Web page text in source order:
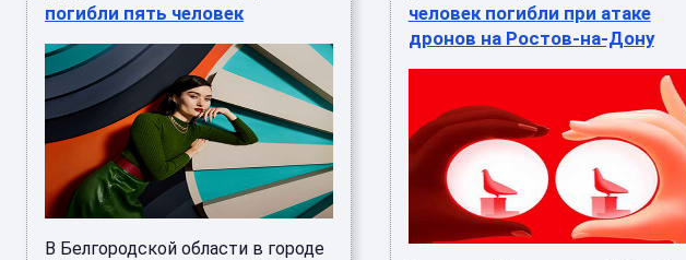
погибли пять человек
В Белгородской области в городе
человек погибли при атаке
дронов на Ростов-на-Дону